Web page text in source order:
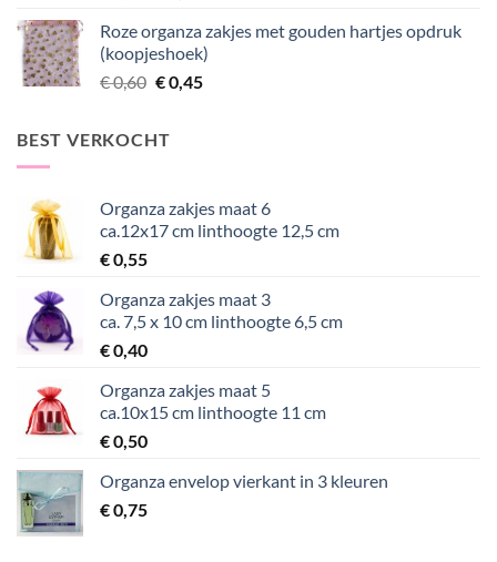
was:
€ 0,60.
is:
€ 0,45.
Roze organza zakjes met gouden hartjes opdruk
(koopjeshoek)
€0,60 Oorspronkelijke
€ 0,60.
€0,45Huidige
BEST VERKOCHT
Organza zakjes maat 6
ca.12x17 cm linthoogte 12,5 cm
€0,55
Organza zakjes maat 3
ca. 7,5 x 10 cm linthoogte 6,5 cm
€0,40
Organza zakjes maat 5
ca.10x15 cm linthoogte 11 cm
€0,50
Organza envelop vierkant in 3 kleuren
€0,75